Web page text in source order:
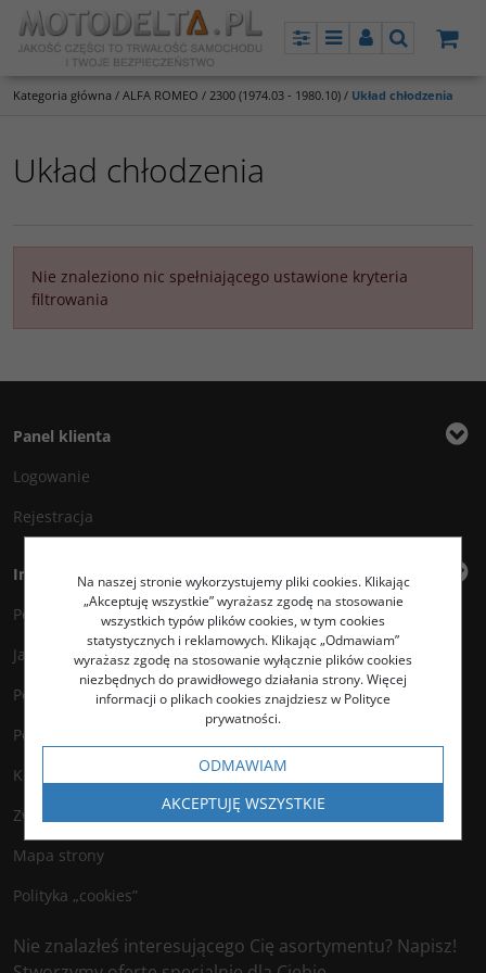
PanelMenuPanelSzukaj
Kategoria główna / ALFA ROMEO / 2300 (1974.03 - 1980.10) / Układ chłodzenia
Układ chłodzenia
Nie znaleziono nic spełniającego ustawione kryteria
filtrowania
Panel klienta
Logowanie
Rejestracja
Informacje
Polityka prywatności
Jak kupować?
Polityka legalności
Polityka antyspamowa
Kontakt
Zwroty
Mapa strony
Polityka „cookies”
Nie znalazłeś interesującego Cię asortymentu? Napisz!
Na naszej stronie wykorzystujemy pliki cookies. Klikając
„Akceptuję wszystkie” wyrażasz zgodę na stosowanie
wszystkich typów plików cookies, w tym cookies
statystycznych i reklamowych. Klikając „Odmawiam”
wyrażasz zgodę na stosowanie wyłącznie plików cookies
niezbędnych do prawidłowego działania strony. Więcej
informacji o plikach cookies znajdziesz w Polityce
prywatności.
ODMAWIAM
AKCEPTUJĘ WSZYSTKIE